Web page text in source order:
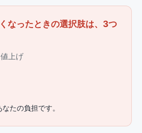
なったときの選択肢は、3つ
上げ
たの負担です。